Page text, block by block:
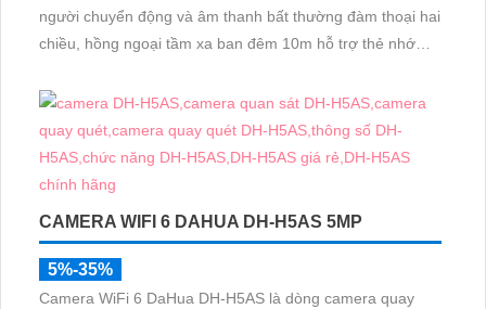
người chuyển động và âm thanh bất thường đàm thoại hai
chiều, hồng ngoại tầm xa ban đêm 10m hỗ trợ thẻ nhớ
DMSS
CAMERA WIFI 6 DAHUA DH-H5AS 5MP
5%-35%
Camera WiFi 6 DaHua DH-H5AS là dòng camera quay